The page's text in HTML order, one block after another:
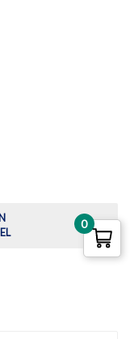
0